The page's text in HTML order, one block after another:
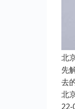
北
先
去
北
22-